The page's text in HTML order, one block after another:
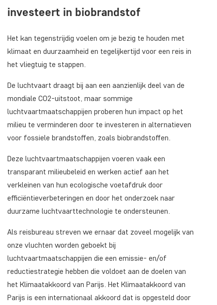
investeert in biobrandstof
Het kan tegenstrijdig voelen om je bezig te houden met
klimaat en duurzaamheid en tegelijkertijd voor een reis in
het vliegtuig te stappen.
De luchtvaart draagt bij aan een aanzienlijk deel van de
mondiale CO2-uitstoot, maar sommige
luchtvaartmaatschappijen proberen hun impact op het
milieu te verminderen door te investeren in alternatieven
voor fossiele brandstoffen, zoals biobrandstoffen.
Deze luchtvaartmaatschappijen voeren vaak een
transparant milieubeleid en werken actief aan het
verkleinen van hun ecologische voetafdruk door
efficiëntieverbeteringen en door het onderzoek naar
duurzame luchtvaarttechnologie te ondersteunen.
Als reisbureau streven we ernaar dat zoveel mogelijk van
onze vluchten worden geboekt bij
luchtvaartmaatschappijen die een emissie- en/of
reductiestrategie hebben die voldoet aan de doelen van
het Klimaatakkoord van Parijs. Het Klimaatakkoord van
Parijs is een internationaal akkoord dat is opgesteld door